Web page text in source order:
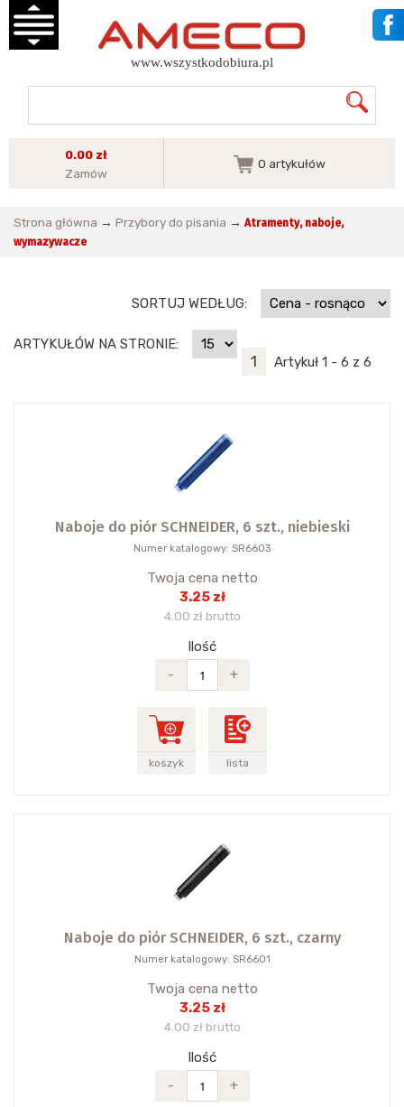
www.wszystkodobiura.pl
0.00 zł
Zamów
0 artykułów
Strona główna → Przybory do pisania → Atramenty, naboje,
wymazywacze
SORTUJ WEDŁUG:
ARTYKUŁÓW NA STRONIE:
1 Artykuł 1 - 6 z 6
Naboje do piór SCHNEIDER, 6 szt., niebieski
Numer katalogowy: SR6603
Twoja cena netto
3.25 zł
4.00 zł brutto
Ilość
-
+
koszyk lista
Naboje do piór SCHNEIDER, 6 szt., czarny
Numer katalogowy: SR6601
Twoja cena netto
3.25 zł
4.00 zł brutto
Ilość
-
+